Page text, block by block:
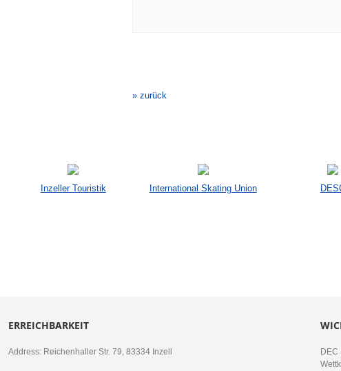
Navigation
» zurück
Inzeller Touristik International Skating Union
ERREICHBARKEIT
Address: Reichenhaller Str. 79, 83334 Inzell
DEC